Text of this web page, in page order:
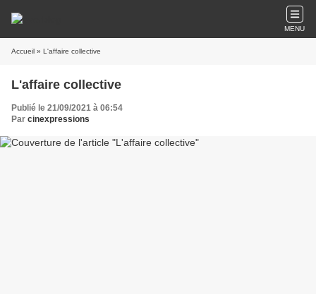
MENU
Accueil » L'affaire collective
L'affaire collective
Publié le 21/09/2021 à 06:54
Par cinexpressions